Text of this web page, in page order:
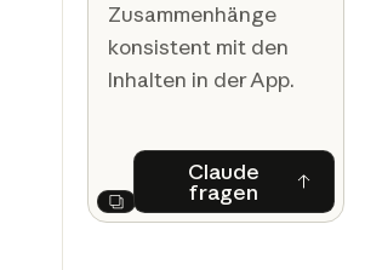
Zusammenhänge
konsistent mit den
Inhalten in der App.
Next
Claude
fragenClaude fragen